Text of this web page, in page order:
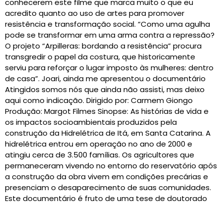
conhecerem este filme que marca muito o que eu
acredito quanto ao uso de artes para promover
resistência e transformação social. “Como uma agulha
pode se transformar em uma arma contra a repressão?
O projeto “Arpilleras: bordando a resistência” procura
transgredir o papel da costura, que historicamente
serviu para reforçar o lugar imposto às mulheres: dentro
de casa”. Joari, ainda me apresentou o documentário
Atingidos somos nós que ainda não assisti, mas deixo
aqui como indicação. Dirigido por: Carmem Giongo
Produção: Margot Filmes Sinopse: As histórias de vida e
os impactos socioambientais produzidos pela
construção da Hidrelétrica de Itá, em Santa Catarina. A
hidrelétrica entrou em operação no ano de 2000 e
atingiu cerca de 3.500 famílias. Os agricultores que
permaneceram vivendo no entorno do reservatório após
a construção da obra vivem em condições precárias e
presenciam o desaparecimento de suas comunidades.
Este documentário é fruto de uma tese de doutorado